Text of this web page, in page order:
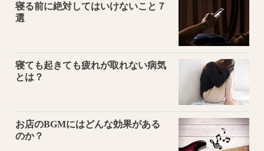
寝る前に絶対してはいけないこと７
選
寝ても起きても疲れが取れない病気
とは？
お店のBGMにはどんな効果がある
のか？